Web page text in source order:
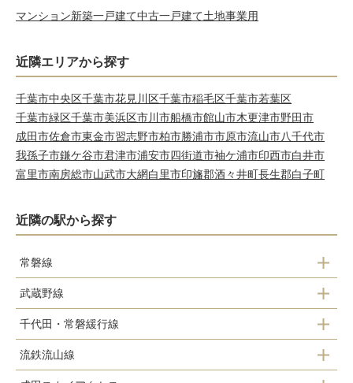
マンション新築一戸建て中古一戸建て土地事業用
近隣エリアから探す
千葉市中央区千葉市花見川区千葉市稲毛区千葉市若葉区
千葉市緑区千葉市美浜区市川市船橋市館山市木更津市野田市
成田市佐倉市東金市習志野市柏市勝浦市市原市流山市八千代市
我孫子市鎌ケ谷市君津市浦安市四街道市袖ケ浦市印西市白井市
富里市南房総市山武市大網白里市印旛郡酒々井町長生郡白子町
近隣の駅から探す
常磐線
松戸駅
武蔵野線
新松戸駅
新八柱駅
千代田・常磐緩行線
松戸駅
流鉄流山線